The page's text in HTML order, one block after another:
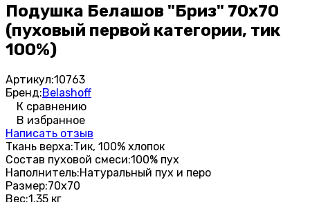
Подушка Белашов "Бриз" 70х70
(пуховый первой категории, тик
100%)
Артикул:10763
Бренд:Belashoff
К сравнению
В избранное
Написать отзыв
Ткань верха:Тик, 100% хлопок
Состав пуховой смеси:100% пух
Наполнитель:Натуральный пух и перо
Размер:70х70
Вес:1.35 кг